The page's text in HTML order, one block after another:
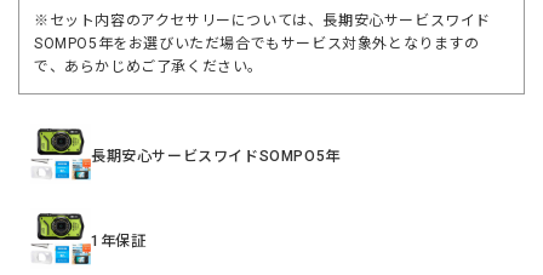
※セット内容のアクセサリーについては、長期安心サービスワイド
SOMPO5年をお選びいただ場合でもサービス対象外となりますの
で、あらかじめご了承ください。
長期安心サービスワイドSOMPO5年
1年保証